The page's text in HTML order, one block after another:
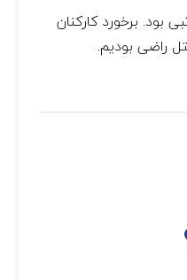
بود. برخورد کارکنان
راضی بودیم.